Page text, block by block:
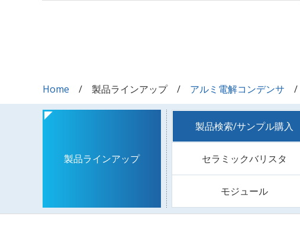
Home 製品ラインアップ アルミ電解コンデンサ
製品ラインアップ
製品検索/サンプル購入
セラミックバリスタ
モジュール